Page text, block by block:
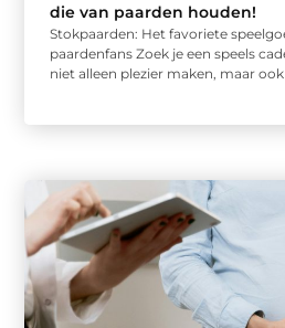
die van paarden houden!
Stokpaarden: Het favoriete
paardenfans Zoek je een speels
niet alleen plezier maken, maar ook